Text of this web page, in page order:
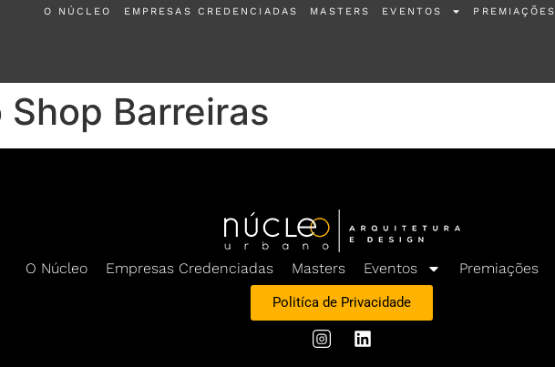
O NÚCLEO EMPRESAS CREDENCIADAS MASTERS EVENTOS PREMIAÇÕES
Barreiras
O Núcleo Empresas Credenciadas Masters Eventos Premiações
Politíca de Privacidade